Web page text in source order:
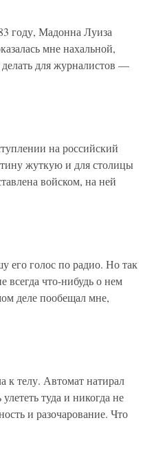
году, Мадонна Луиза
мне нахальной,
для журналистов —
на российский
жуткую и для столицы
войском, на ней
его голос по радио. Но так
всегда что-нибудь о нем
деле пообещал мне,
к телу. Автомат натирал
туда и никогда не
и разочарование. Что